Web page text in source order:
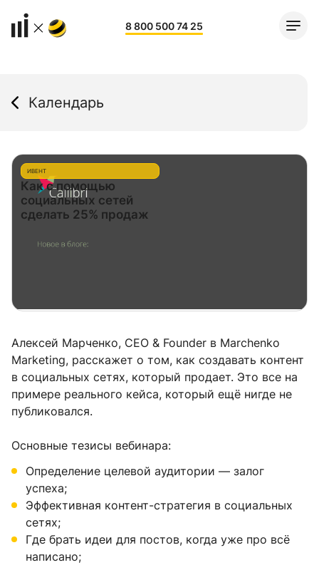
8 800 500 74 25
Календарь
ИВЕНТ
Как с помощью
социальных сетей
сделать 25% продаж
Алексей Марченко, CEO & Founder в Marchenko
Marketing, расскажет о том, как создавать контент
в социальных сетях, который продает. Это все на
примере реального кейса, который ещё нигде не
публиковался.
Основные тезисы вебинара:
Определение целевой аудитории — залог
успеха;
Эффективная контент-стратегия в социальных
сетях;
Где брать идеи для постов, когда уже про всё
написано;